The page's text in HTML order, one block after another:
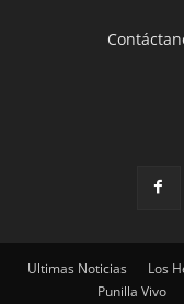
Ultimas Noticias Los
Punilla Vivo